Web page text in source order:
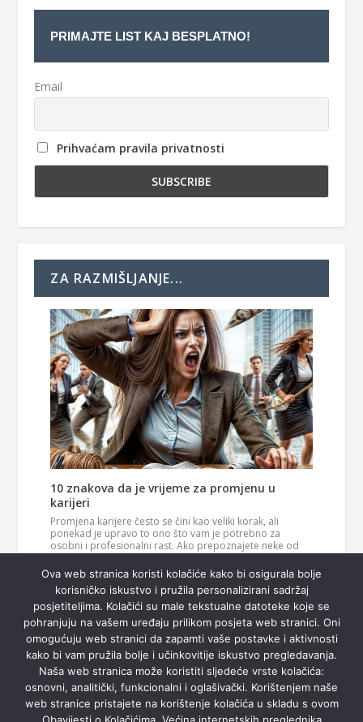
PRIMAJTE LIST KAJ BESPLATNO!
Email
Prihvaćam pravila privatnosti
ZA RAZMIŠLJANJE...
10 znakova da je vrijeme za promjenu u
karijeri
Promjena karijere često se čini kao veliki korak, ali
ponekad je upravo to ono što vam je potrebno za
osobni i profesionalni rast. Ako prepoznajete neke od
ovih znakova, možda je vrijeme da razmislite o novom
smjeru u svom životu. 1. Vaš posao više vas…Pročitaj
više
Ova web stranica koristi kolačiće kako bi osigurala bolje
korisničko iskustvo i pružila personalizirani sadržaj
posjetiteljima. Kolačići su male tekstualne datoteke koje se
pohranjuju na vašem uređaju prilikom posjeta web stranici. Oni
omogućuju web stranici da zapamti vaše postavke i aktivnosti
kako bi vam pružila bolje i učinkovitije iskustvo pregledavanja.
Naša web stranica može koristiti sljedeće vrste kolačića:
osnovni, analitički, funkcionalni i oglašivački. Korištenjem naše
web stranice pristajete na korištenje kolačića u skladu s ovom